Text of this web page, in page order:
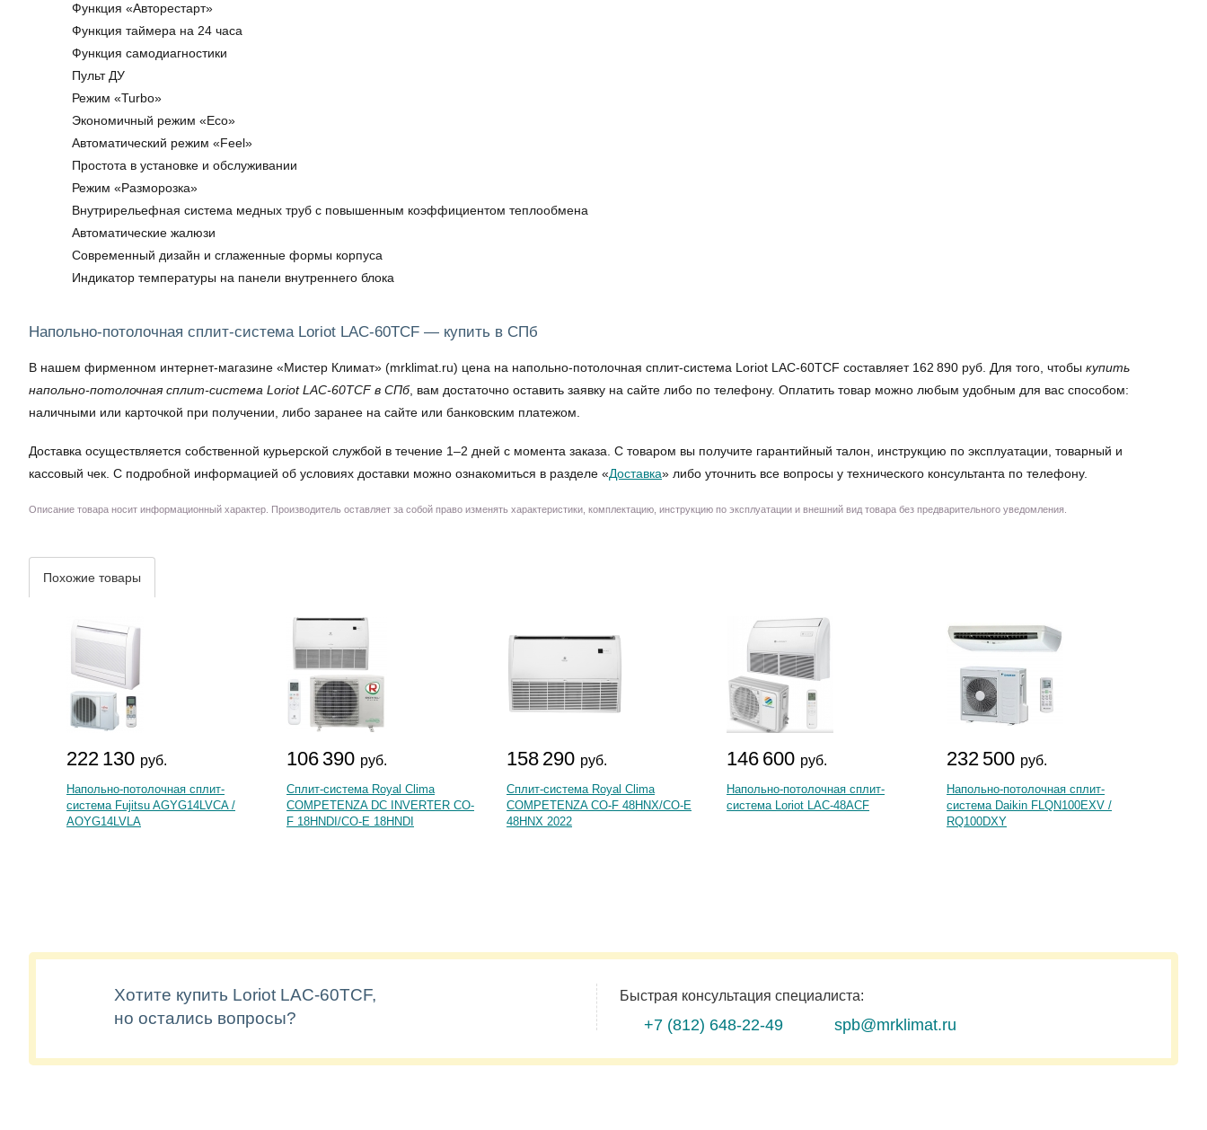
Функция «Авторестарт»
Функция таймера на 24 часа
Функция самодиагностики
Пульт ДУ
Режим «Turbo»
Экономичный режим «Eco»
Автоматический режим «Feel»
Простота в установке и обслуживании
Режим «Разморозка»
Внутрирельефная система медных труб с повышенным коэффициентом теплообмена
Автоматические жалюзи
Современный дизайн и сглаженные формы корпуса
Индикатор температуры на панели внутреннего блока
Напольно-потолочная сплит-система Loriot LAC-60TCF — купить в СПб
В нашем фирменном интернет-магазине «Мистер Климат» (mrklimat.ru) цена на напольно-потолочная сплит-система Loriot LAC-60TCF составляет 162 890 руб. Для того, чтобы купить
напольно-потолочная сплит-система Loriot LAC-60TCF в СПб, вам достаточно оставить заявку на сайте либо по телефону. Оплатить товар можно любым удобным для вас способом:
наличными или карточкой при получении, либо заранее на сайте или банковским платежом.
Доставка осуществляется собственной курьерской службой в течение 1–2 дней с момента заказа. С товаром вы получите гарантийный талон, инструкцию по эксплуатации, товарный и
кассовый чек. С подробной информацией об условиях доставки можно ознакомиться в разделе «Доставка» либо уточнить все вопросы у технического консультанта по телефону.
Описание товара носит информационный характер. Производитель оставляет за собой право изменять характеристики, комплектацию, инструкцию по эксплуатации и внешний вид товара без предварительного уведомления.
Похожие товары
222 130 руб.
Напольно-потолочная сплит-
система Fujitsu AGYG14LVCA /
AOYG14LVLA
106 390 руб.
Сплит-система Royal Clima
COMPETENZA DC INVERTER CO-
F 18HNDI/CO-E 18HNDI
158 290 руб.
Сплит-система Royal Clima
COMPETENZA CO-F 48HNX/CO-E
48HNX 2022
146 600 руб.
Напольно-потолочная сплит-
система Loriot LAC-48ACF
232 500 руб.
Напольно-потолочная сплит-
система Daikin FLQN100EXV /
RQ100DXY
Хотите купить Loriot LAC-60TCF,
но остались вопросы?
Быстрая консультация специалиста:
+7 (812) 648-22-49 spb@mrklimat.ru